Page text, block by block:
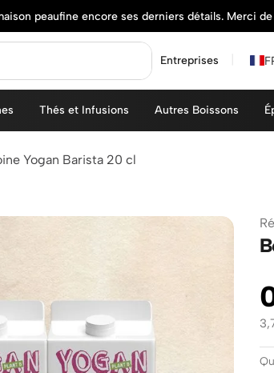
peaufine encore ses derniers détails. Merci
Entreprises
Thés et Infusions Autres Boissons
Yogan Barista 20 cl